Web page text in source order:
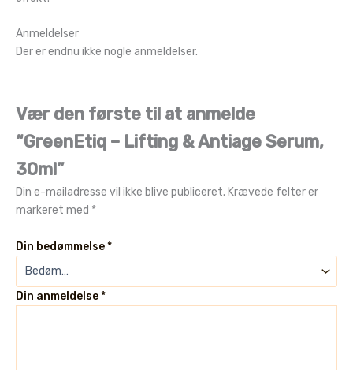
Anmeldelser
Der er endnu ikke nogle anmeldelser.
Vær den første til at anmelde
“GreenEtiq – Lifting & Antiage Serum,
30ml”
Din e-mailadresse vil ikke blive publiceret. Krævede felter er
markeret med *
Din bedømmelse*
Din anmeldelse*